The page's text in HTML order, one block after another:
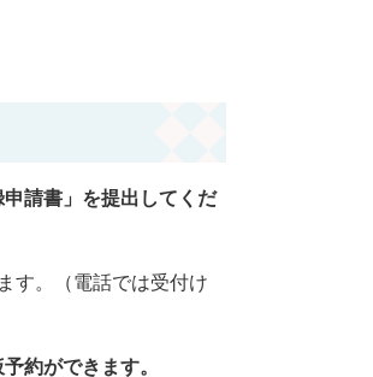
請書」を提出してくだ
す。（電話では受付け
約ができます。